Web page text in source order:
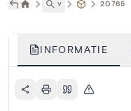
˅ 20765
INFORMATIE